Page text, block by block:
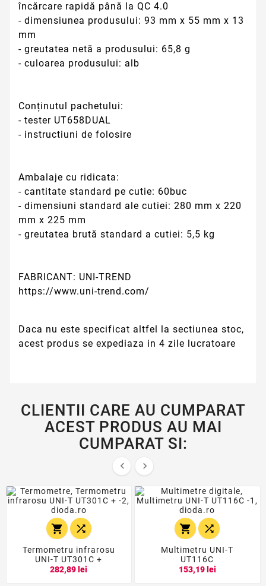
încărcare rapidă până la QC 4.0
- dimensiunea produsului: 93 mm x 55 mm x 13
mm
- greutatea netă a produsului: 65,8 g
- culoarea produsului: alb
Conținutul pachetului:
- tester UT658DUAL
- instructiuni de folosire
Ambalaje cu ridicata:
- cantitate standard pe cutie: 60buc
- dimensiuni standard ale cutiei: 280 mm x 220
mm x 225 mm
- greutatea brută standard a cutiei: 5,5 kg
FABRICANT: UNI-TREND
https://www.uni-trend.com/
Daca nu este specificat altfel la sectiunea stoc,
acest produs se expediaza in 4 zile lucratoare
CLIENTII CARE AU CUMPARAT
ACEST PRODUS AU MAI
CUMPARAT SI:
 
 
Termometru infrarosu
UNI-T UT301C +
282,89 lei
 
Multimetru UNI-T
UT116C
153,19 lei